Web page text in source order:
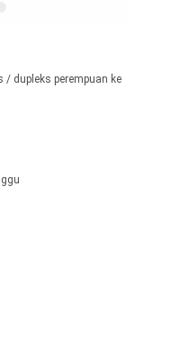
/ dupleks perempuan ke